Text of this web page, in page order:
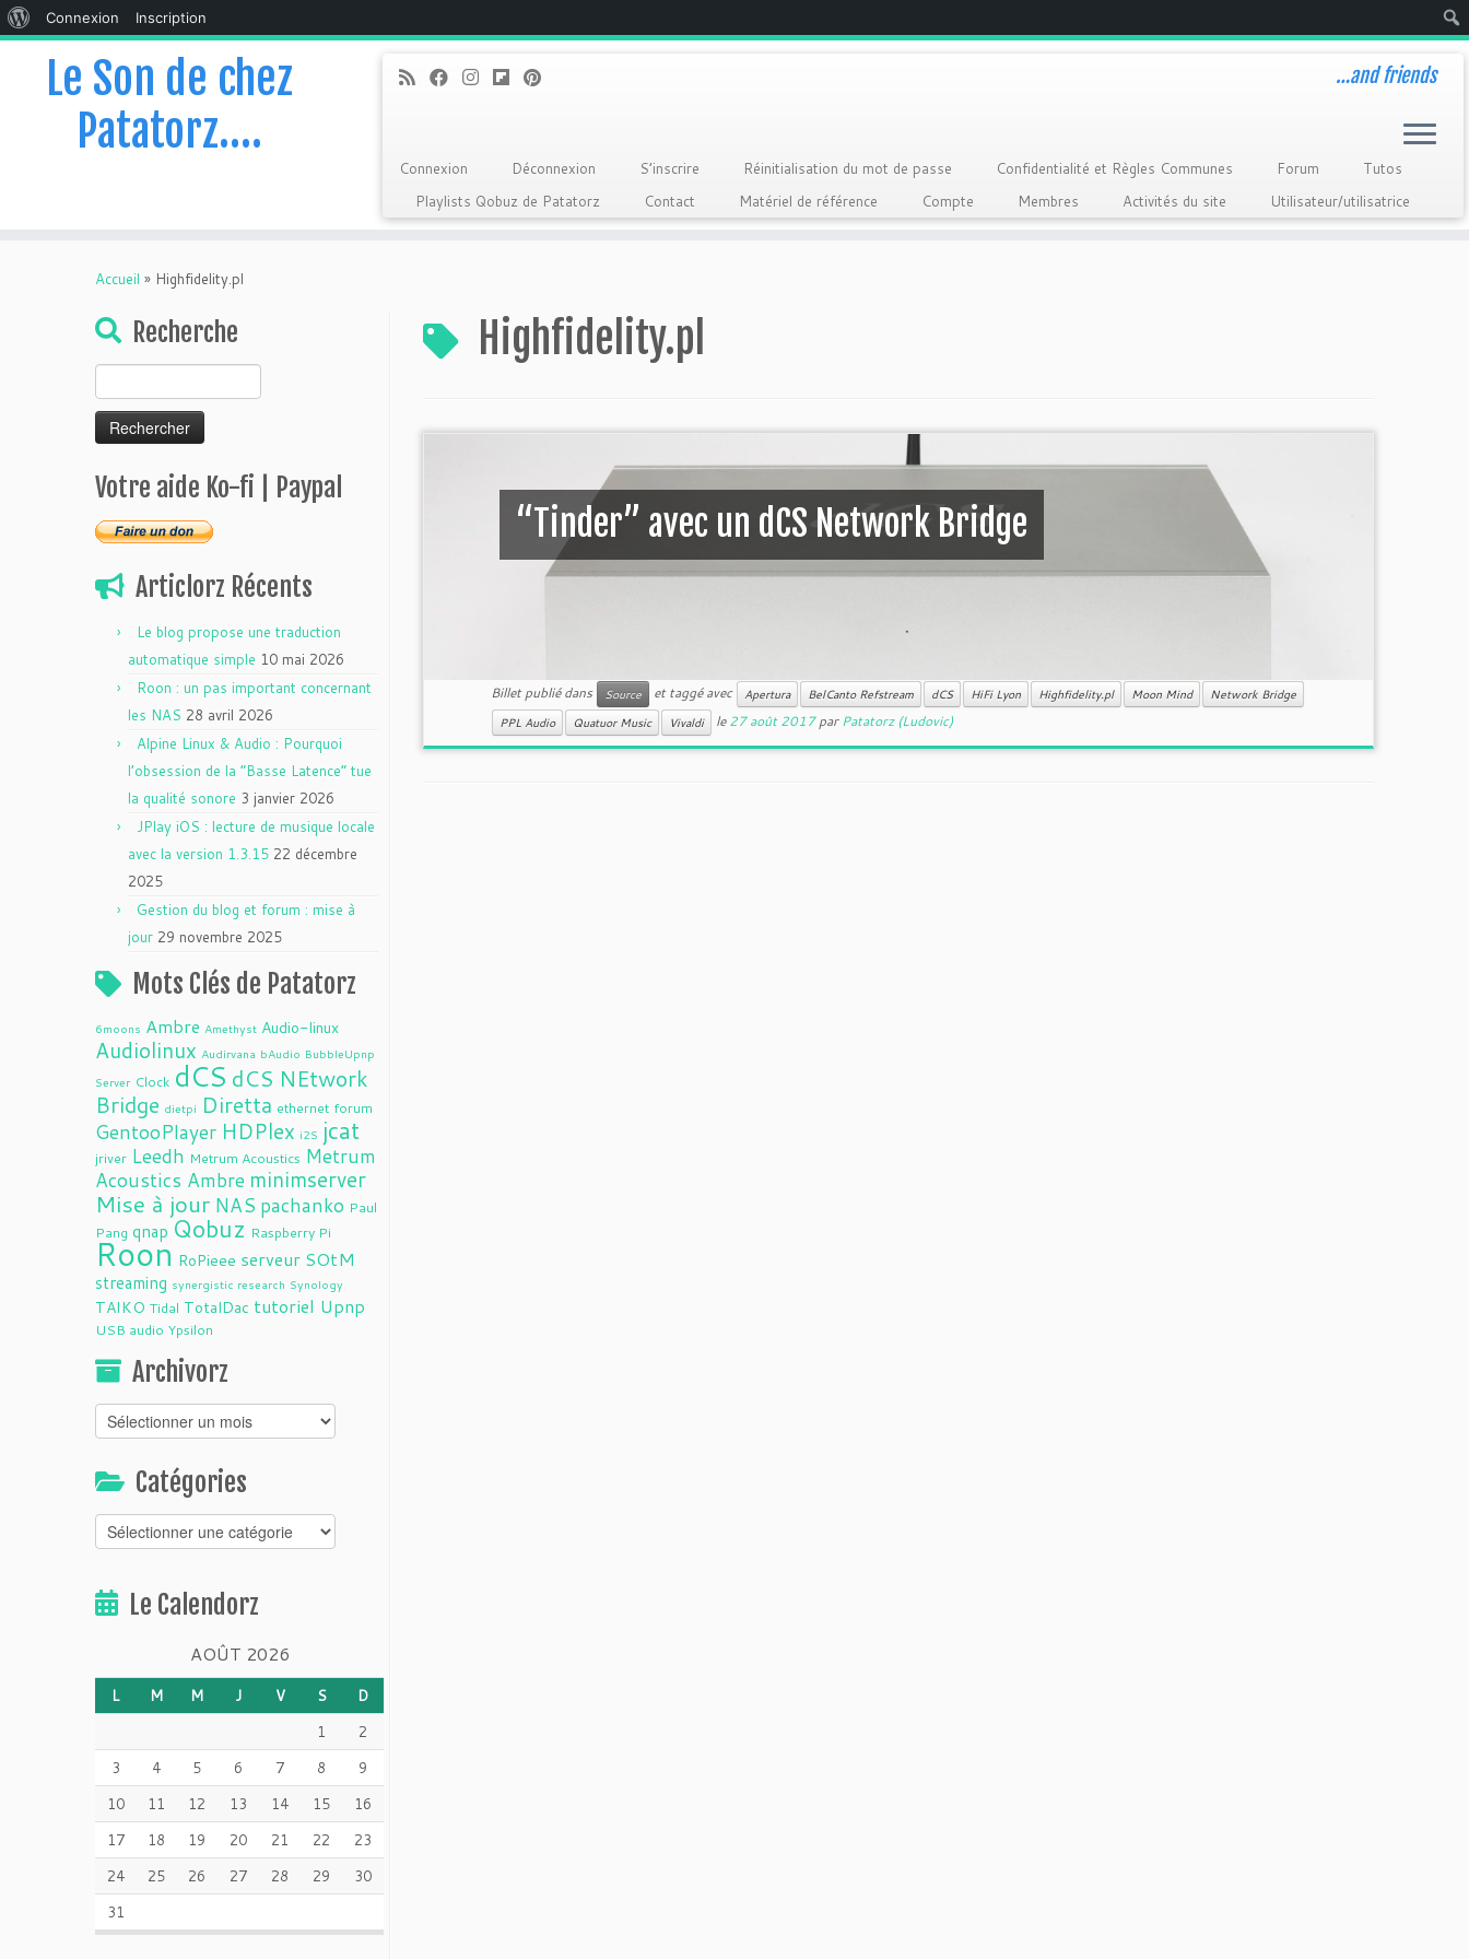
WordPress
Connexion
Inscription
Le Son de chez
Patatorz….
…and friends
Connexion Déconnexion S’inscrire Réinitialisation du mot de passe Confidentialité et Règles Communes Forum
Tutos
Playlists Qobuz de Patatorz
Contact Matériel de référence Compte Membres Activités du site Utilisateur/utilisatrice
Accueil » Highfidelity.pl
Recherche
Votre aide Ko-fi | Paypal
Articlorz Récents
Le blog propose une traduction
automatique simple 10 mai 2026
Roon : un pas important concernant
les NAS 28 avril 2026
Alpine Linux & Audio : Pourquoi
l’obsession de la “Basse Latence” tue
la qualité sonore 3 janvier 2026
JPlay iOS : lecture de musique locale
avec la version 1.3.15 22 décembre
2025
Gestion du blog et forum : mise à
jour 29 novembre 2025
Mots Clés de Patatorz
6moons Ambre Amethyst Audio-linux
Audiolinux Audirvana bAudio BubbleUpnp
Server Clock dCS dCS NEtwork
Bridge dietpi Diretta ethernet forum
GentooPlayer HDPlex i2S jcat
jriver Leedh Metrum Acoustics Metrum
Acoustics Ambre minimserver
Mise à jour NAS pachanko Paul
Pang qnap Qobuz Raspberry Pi
Roon RoPieee serveur SOtM
streaming synergistic research Synology
TAIKO Tidal TotalDac tutoriel Upnp
USB audio Ypsilon
Archivorz
Archivorz
Catégories
Catégories
Le Calendorz
AOÛT 2026
L M M J V S
D
1
2
3
4 5 6 7 8
9
10
11 12 13 14 15
16
17
18 19 20 21 22
23
24
25 26 27 28 29
30
31
Highfidelity.pl
“Tinder” avec un dCS Network Bridge
Billet publié dans Source et taggé avec Apertura BelCanto Refstream dCS HiFi Lyon Highfidelity.pl Moon Mind
Network Bridge
PPL Audio
Quatuor Music Vivaldi le27 août 2017 parPatatorz (Ludovic)